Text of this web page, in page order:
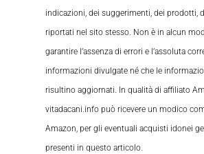
indicazioni, dei suggerimenti, dei prodotti,
riportati nel sito stesso. Non è in alcun
garantire l’assenza di errori e l’assoluta
informazioni divulgate né che le
risultino aggiornati. In qualità di affiliato
vitadacani.info può ricevere un modico
Amazon, per gli eventuali acquisti idonei
presenti in questo articolo.